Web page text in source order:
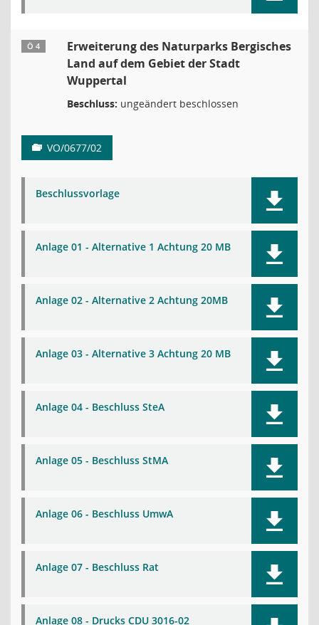
Ö 4
Erweiterung des Naturparks Bergisches
Land auf dem Gebiet der Stadt
Wuppertal
Beschluss: ungeändert beschlossen
VO/0677/02
Beschlussvorlage
Anlage 01 - Alternative 1 Achtung 20 MB
Anlage 02 - Alternative 2 Achtung 20MB
Anlage 03 - Alternative 3 Achtung 20 MB
Anlage 04 - Beschluss SteA
Anlage 05 - Beschluss StMA
Anlage 06 - Beschluss UmwA
Anlage 07 - Beschluss Rat
Anlage 08 - Drucks CDU 3016-02